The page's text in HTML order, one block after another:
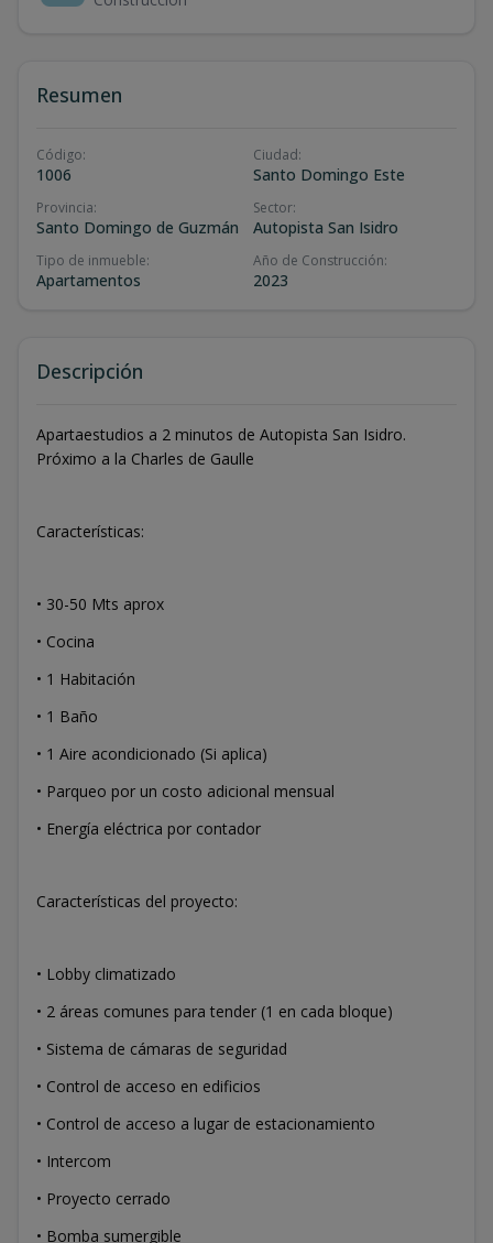
Resumen
Código:
1006
Ciudad:
Santo Domingo Este
Provincia:
Santo Domingo de Guzmán
Sector:
Autopista San Isidro
Tipo de inmueble:
Apartamentos
Año de Construcción:
2023
Descripción
Apartaestudios a 2 minutos de Autopista San Isidro.
Próximo a la Charles de Gaulle
Características:
• 30-50 Mts aprox
• Cocina
• 1 Habitación
• 1 Baño
• ⁠1 Aire acondicionado (Si aplica)
• ⁠Parqueo por un costo adicional mensual
• Energía eléctrica por contador
Características del proyecto:
• Lobby climatizado
• 2 áreas comunes para tender (1 en cada bloque)
• Sistema de cámaras de seguridad
• ⁠Control de acceso en edificios
• ⁠Control de acceso a lugar de estacionamiento
• ⁠Intercom
• Proyecto cerrado
• Bomba sumergible